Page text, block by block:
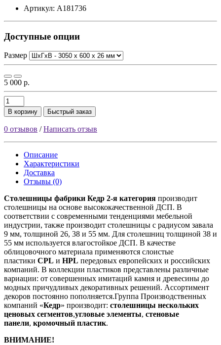
Артикул: А181736
Доступные опции
Размер
5 000 р.
В корзину Быстрый заказ
0 отзывов /Написать отзыв
Описание
Характеристики
Доставка
Отзывы (0)
Столешницы фабрики Кедр 2-я категория производит
столешницы на основе высококачественной ДСП. В
соответствии с современными тенденциями мебельной
индустрии, также производит столешницы с радиусом завала
9 мм, толщиной 26, 38 и 55 мм. Для столешниц толщиной 38 и
55 мм используется влагостойкое ДСП. В качестве
облицовочного материала применяются слоистые
пластики CPL и HPL передовых европейских и российских
компаний. В коллекции пластиков представлены различные
вариации: от совершенных имитаций камня и древесины до
модных причудливых декоративных решений. Ассортимент
декоров постоянно пополняется.Группа Производственных
компаний «Кедр» производит: столешницы нескольких
ценовых сегментов,угловые элементы, стеновые
панели, кромочный пластик.
ВНИМАНИЕ!